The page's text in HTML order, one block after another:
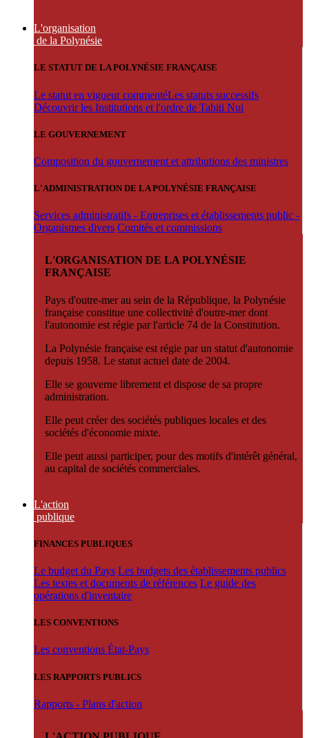
L'organisation
de la Polynésie
LE STATUT DE LA POLYNÉSIE FRANÇAISE
Le statut en vigueur commentéLes statuts successifs
Découvrir les Institutions et l'ordre de Tahiti Nui
LE GOUVERNEMENT
Composition du gouvernement et attributions des ministres
L'ADMINISTRATION DE LA POLYNÉSIE FRANÇAISE
Services administratifs - Entreprises et établissements public -
Organismes divers Comités et commissions
L'ORGANISATION DE LA POLYNÉSIE
FRANÇAISE
Pays d'outre-mer au sein de la République, la Polynésie
française constitue une collectivité d'outre-mer dont
l'autonomie est régie par l'article 74 de la Constitution.
La Polynésie française est régie par un statut d'autonomie
depuis 1958. Le statut actuel date de 2004.
Elle se gouverne librement et dispose de sa propre
administration.
Elle peut créer des sociétés publiques locales et des
sociétés d'économie mixte.
Elle peut aussi participer, pour des motifs d'intérêt général,
au capital de sociétés commerciales.
L'action
publique
FINANCES PUBLIQUES
Le budget du Pays Les budgets des établissements publics
Les textes et documents de références Le guide des
opérations d'inventaire
LES CONVENTIONS
Les conventions État-Pays
LES RAPPORTS PUBLICS
Rapports - Plans d'action